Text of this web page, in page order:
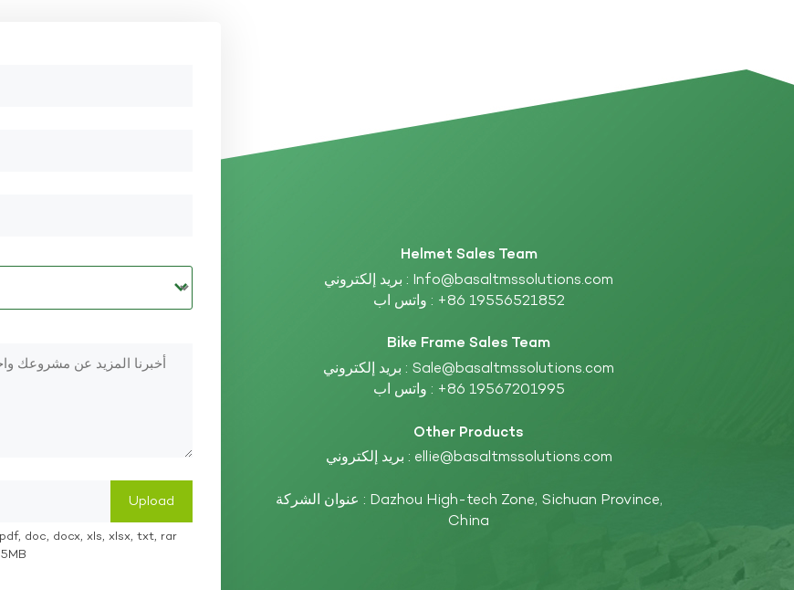
doc, docx, xls, xlsx, txt, rar
Helmet Sales Team
بريد إلكتروني : Info@basaltmssolutions.com
واتس اب : +86 19556521852
Bike Frame Sales Team
بريد إلكتروني : Sale@basaltmssolutions.com
واتس اب : +86 19567201995
Other Products
بريد إلكتروني : ellie@basaltmssolutions.com
عنوان الشركة : Dazhou High-tech Zone, Sichuan Province,
China